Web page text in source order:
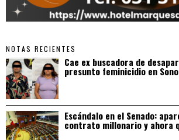
NOTAS RECIENTES
Cae ex buscadora de
presunto feminicidio en
Escándalo en el Senado:
contrato millonario y ahora